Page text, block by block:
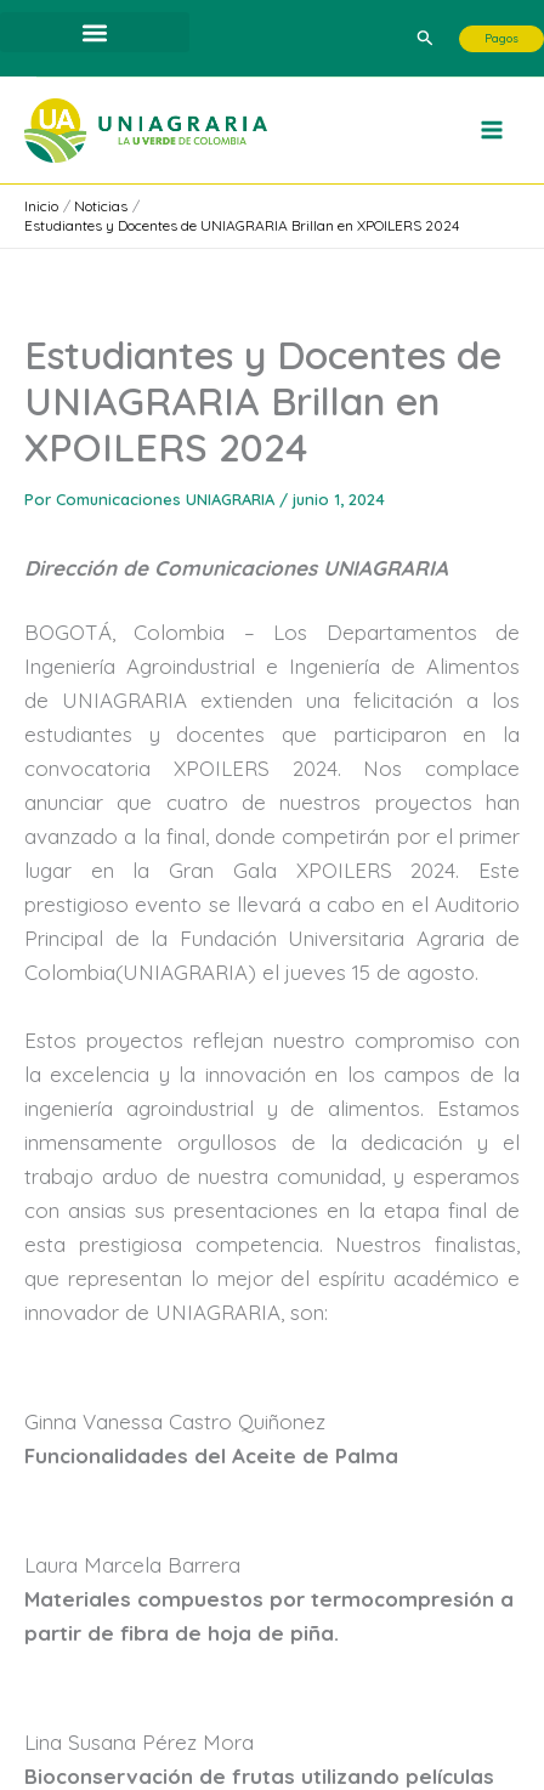
contenido
Buscar Pagos
Inicio
Noticias
Estudiantes y Docentes de UNIAGRARIA Brillan en XPOILERS 2024
Estudiantes y Docentes de
UNIAGRARIA Brillan en
XPOILERS 2024
Por Comunicaciones UNIAGRARIA / junio 1, 2024
Dirección de Comunicaciones UNIAGRARIA
BOGOTÁ, Colombia – Los Departamentos de
Ingeniería Agroindustrial e Ingeniería de Alimentos
de UNIAGRARIA extienden una felicitación a los
estudiantes y docentes que participaron en la
convocatoria XPOILERS 2024. Nos complace
anunciar que cuatro de nuestros proyectos han
avanzado a la final, donde competirán por el primer
lugar en la Gran Gala XPOILERS 2024. Este
prestigioso evento se llevará a cabo en el Auditorio
Principal de la Fundación Universitaria Agraria de
Colombia(UNIAGRARIA) el jueves 15 de agosto.
Estos proyectos reflejan nuestro compromiso con
la excelencia y la innovación en los campos de la
ingeniería agroindustrial y de alimentos. Estamos
inmensamente orgullosos de la dedicación y el
trabajo arduo de nuestra comunidad, y esperamos
con ansias sus presentaciones en la etapa final de
esta prestigiosa competencia. Nuestros finalistas,
que representan lo mejor del espíritu académico e
innovador de UNIAGRARIA, son:
Ginna Vanessa Castro Quiñonez
Funcionalidades del Aceite de Palma
Laura Marcela Barrera
Materiales compuestos por termocompresión a
partir de fibra de hoja de piña.
Lina Susana Pérez Mora
Bioconservación de frutas utilizando películas